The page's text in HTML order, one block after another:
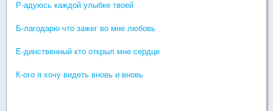
Р-адуюсь каждой улыбке твоей
Б-лагодарю что зажег во мне любовь
Е-динственный кто открыл мне сердце
К-ого я хочу видеть вновь и вновь